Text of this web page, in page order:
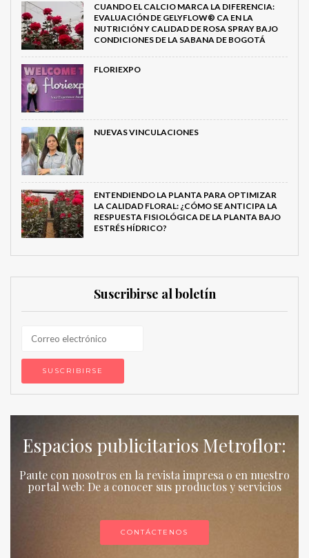
CUANDO EL CALCIO MARCA LA DIFERENCIA:
EVALUACIÓN DE GELYFLOW® CA EN LA
NUTRICIÓN Y CALIDAD DE ROSA SPRAY BAJO
CONDICIONES DE LA SABANA DE BOGOTÁ
FLORIEXPO
NUEVAS VINCULACIONES
ENTENDIENDO LA PLANTA PARA OPTIMIZAR
LA CALIDAD FLORAL: ¿CÓMO SE ANTICIPA LA
RESPUESTA FISIOLÓGICA DE LA PLANTA BAJO
ESTRÉS HÍDRICO?
Suscribirse al boletín
Espacios publicitarios Metroflor:
Paute con nosotros en la revista impresa o en nuestro
portal web: De a conocer sus productos y servicios
CONTÁCTENOS